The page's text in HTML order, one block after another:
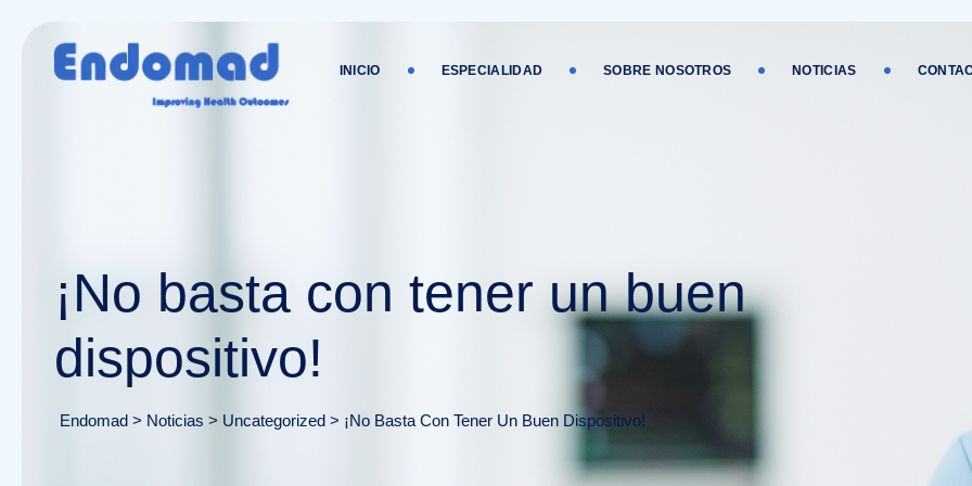
contenido
INICIO ESPECIALIDAD SOBRE NOSOTROS NOTICIAS
¡No basta con tener un buen
dispositivo!
Endomad > Noticias > Uncategorized > ¡No Basta Con Tener Un Buen Dispositivo!